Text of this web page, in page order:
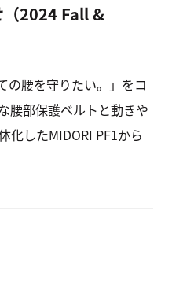
（2024 Fall &
の腰を守りたい。」をコ
腰部保護ベルトと動きや
化したMIDORI PF1から